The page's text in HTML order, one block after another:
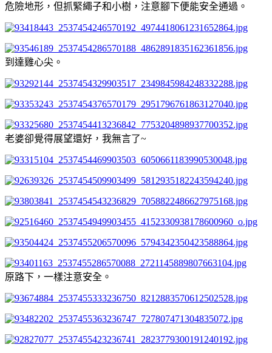
危險地形，但抓緊繩子和小樹，注意腳下便能安全通過。
到達雞心尖。
老婆卻覺得展望還好，我無言了~
原路下，一樣注意安全。